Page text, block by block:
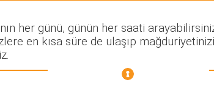
her günü, günün her saati
en kısa süre de ulaşıp